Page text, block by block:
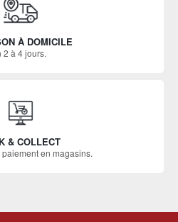
À DOMICILE
2 à 4 jours.
& COLLECT
en magasins.